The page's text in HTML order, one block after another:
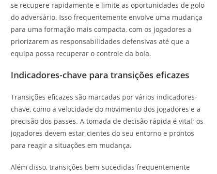
se recupere rapidamente e limite as oportunidades de golo
do adversário. Isso frequentemente envolve uma mudança
para uma formação mais compacta, com os jogadores a
priorizarem as responsabilidades defensivas até que a
equipa possa recuperar o controle da bola.
Indicadores-chave para transições eficazes
Transições eficazes são marcadas por vários indicadores-
chave, como a velocidade do movimento dos jogadores e a
precisão dos passes. A tomada de decisão rápida é vital; os
jogadores devem estar cientes do seu entorno e prontos
para reagir a situações em mudança.
Além disso, transições bem-sucedidas frequentemente